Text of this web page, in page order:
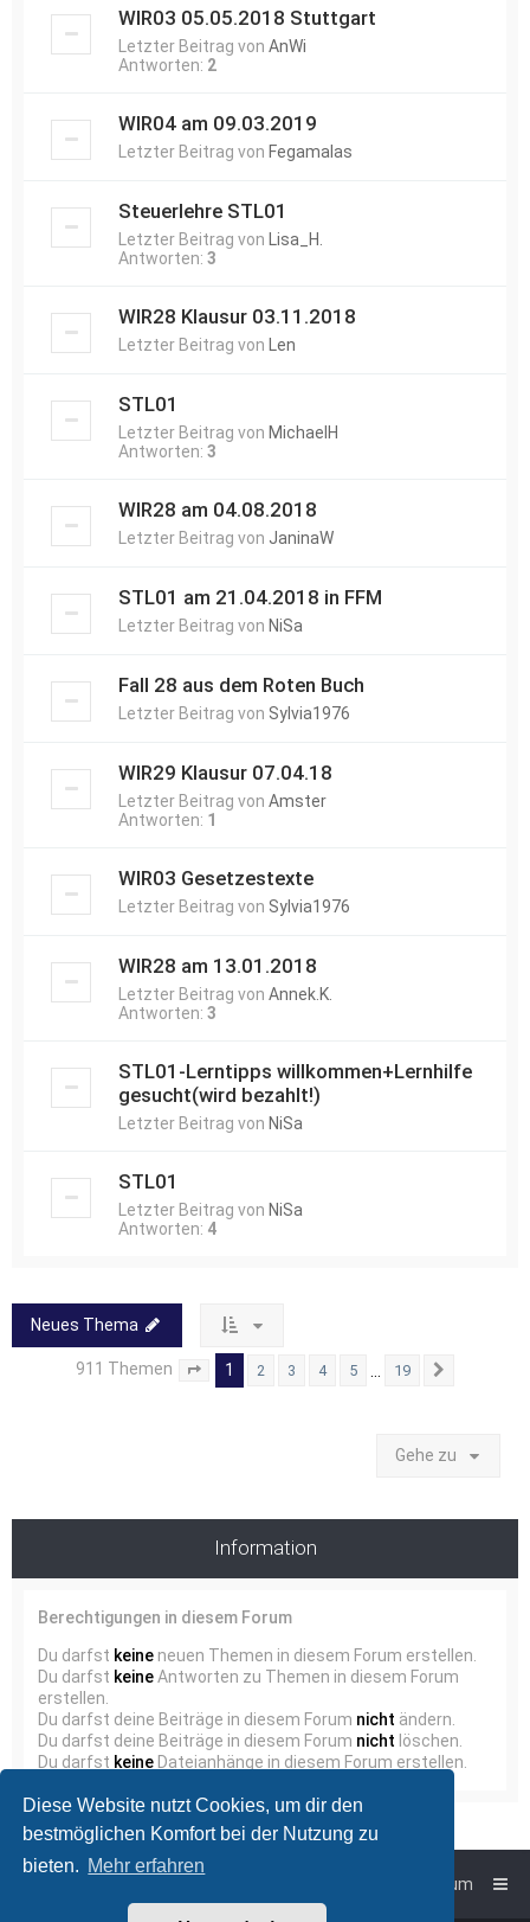
Diese Website nutzt Cookies, um dir den
bestmöglichen Komfort bei der Nutzung zu
bieten. Mehr erfahren
WIR03 05.05.2018 Stuttgart
Letzter Beitrag von AnWi
Antworten: 2
WIR04 am 09.03.2019
Letzter Beitrag von Fegamalas
Steuerlehre STL01
Letzter Beitrag von
Lisa_H.
Antworten: 3
WIR28 Klausur 03.11.2018
Letzter Beitrag von Len
STL01
Letzter Beitrag von MichaelH
Antworten: 3
WIR28 am 04.08.2018
Letzter Beitrag von JaninaW
STL01 am 21.04.2018 in FFM
Letzter Beitrag von NiSa
Fall 28 aus dem Roten Buch
Letzter Beitrag von Sylvia1976
WIR29 Klausur 07.04.18
Letzter Beitrag von Amster
Antworten: 1
WIR03 Gesetzestexte
Letzter Beitrag von Sylvia1976
WIR28 am 13.01.2018
Letzter Beitrag von Annek.K.
Antworten: 3
STL01-Lerntipps willkommen+Lernhilfe
gesucht(wird bezahlt!)
Letzter Beitrag von NiSa
STL01
Letzter Beitrag von NiSa
Antworten: 4
Neues Thema
911 Themen Seite von 19
1 2 3 4 5 19
Gehe zu
Information
Berechtigungen in diesem Forum
Du darfst keine neuen Themen in diesem Forum erstellen.
Du darfst keineAntworten zu Themen in diesem Forum
erstellen.
Du darfst deine Beiträge in diesem Forum nicht ändern.
Du darfst deine Beiträge in diesem Forum nicht löschen.
Du darfst keine Dateianhänge in diesem Forum erstellen.
Impressum